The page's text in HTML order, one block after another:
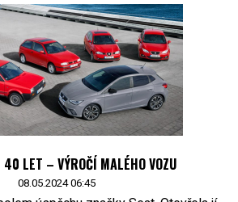
LET – VÝROČÍ MALÉHO VOZU
08.05.2024 06:45